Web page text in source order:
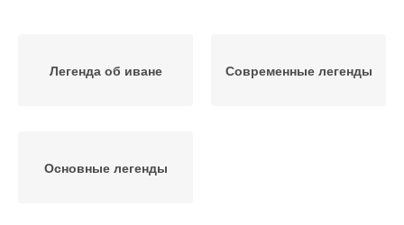
Легенда об иване Современные легенды
Основные легенды